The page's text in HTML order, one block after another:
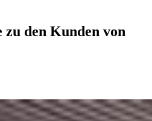
den Kunden von